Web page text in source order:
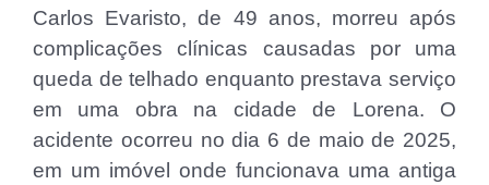
Carlos Evaristo, de 49 anos, morreu após
complicações clínicas causadas por uma
queda de telhado enquanto prestava serviço
em uma obra na cidade de Lorena. O
acidente ocorreu no dia 6 de maio de 2025,
em um imóvel onde funcionava uma antiga